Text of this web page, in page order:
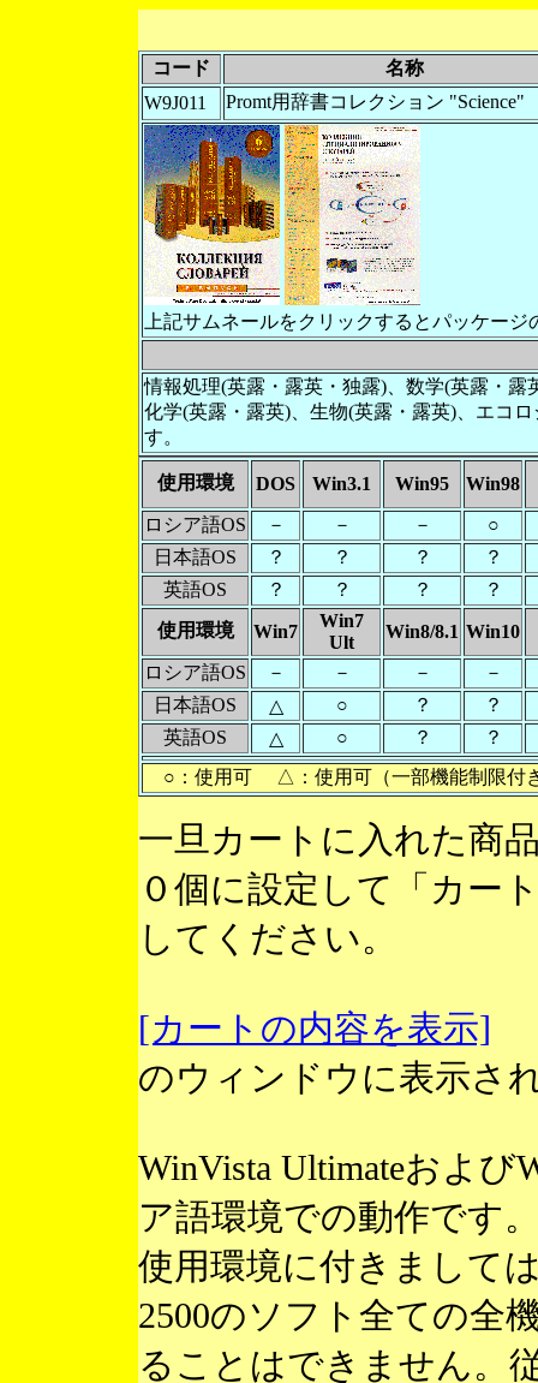
コード
名称
W9J011
Promt用辞書コレクション "Science"
上記サムネールをクリックするとパッケー
情報処理(英露・露英・独露)、数学(英露・
化学(英露・露英)、生物(英露・露英)、エコ
す。
使用環境 DOS Win3.1 Win95
Win98
ロシア語OS
－ － －
○
日本語OS
？ ？ ？
？
英語OS
？ ？ ？
？
使用環境
Win7
Win7
Ult
Win8/8.1 Win10
ロシア語OS
－ － －
－
日本語OS
△ ○ ？
？
英語OS
△ ○ ？
？
○：使用可 △：使用可（一部機能制限
一旦カートに入れた商
０個に設定して「カー
してください。
[カートの内容を表示]
のウィンドウに表示さ
WinVista Ultimateおよ
ア語環境での動作です
使用環境に付きまして
2500のソフト全ての全
ることはできません。